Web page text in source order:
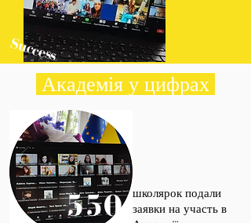
Академія у цифрах
школярок подали
заявки на участь в
550
Success